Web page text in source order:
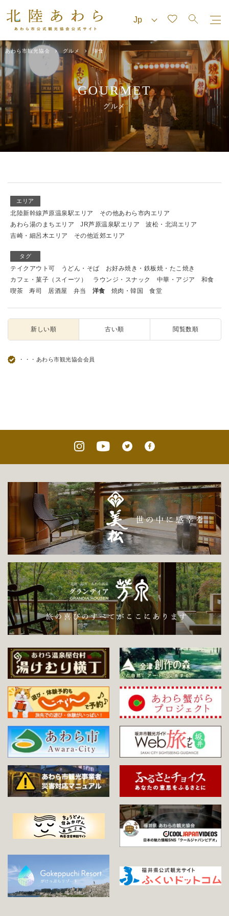
あわら市観光協会 グルメ 洋食
GOURMET
グルメ
エリア
北陸新幹線芦原温泉駅エリア
その他あわら市内エリア
あわら湯のまちエリア
JR芦原温泉駅エリア
波松・北潟エリア
吉崎・細呂木エリア
その他近郊エリア
タグ
テイクアウト可 うどん・そば
お好み焼き・鉄板焼・たこ焼き
カフェ・菓子（スイーツ）
ラウンジ・スナック 中華・アジア
和食
喫茶
寿司 居酒屋 弁当 洋食 焼肉・韓国 食堂
新しい順 古い順 閲覧数順
・・・あわら市観光協会会員